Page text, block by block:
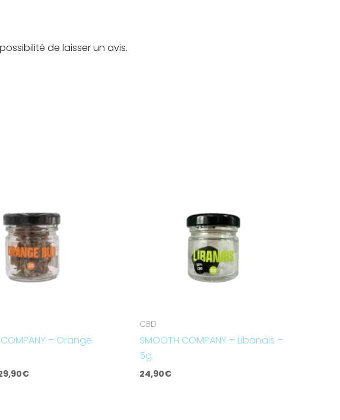
de laisser un avis.
– Orange
€
CBD
SMOOTH COMPANY – Libanais –
5g
24,90€